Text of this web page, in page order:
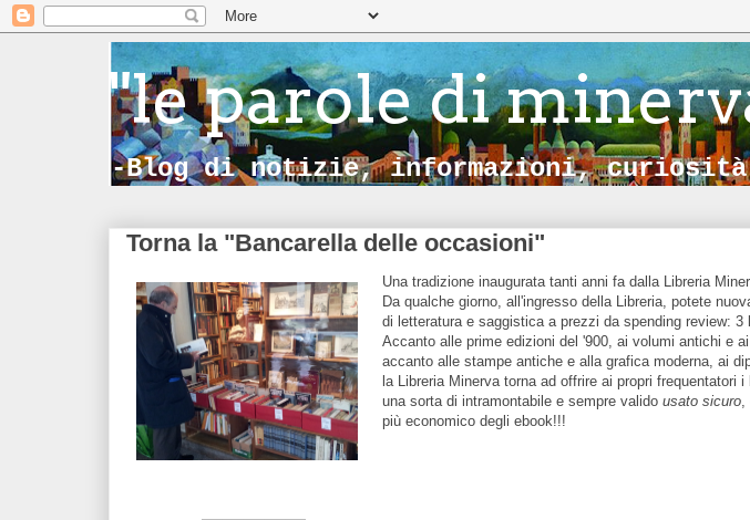
"le parole di
-Blog di notizie, informazioni,
Torna la "Bancarella delle occasioni"
Una tradizione inaugurata tanti anni fa dalla Libreria
Da qualche giorno, all'ingresso della Libreria, potete
di letteratura e saggistica a prezzi da spending review: 3
Accanto alle prime edizioni del '900, ai volumi antichi e
accanto alle stampe antiche e alla grafica moderna, ai
la Libreria Minerva torna ad offrire ai propri frequentatori
una sorta di intramontabile e sempre valido usato sicuro,
più economico degli ebook!!!